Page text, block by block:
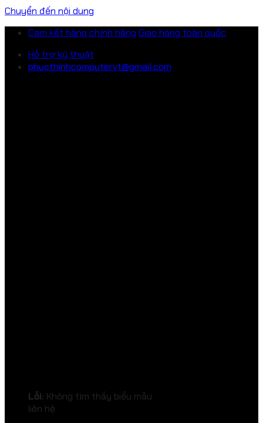
Chuyển đến nội dung
Cam kết hàng chính hãng Giao hàng toàn quốc
Hỗ trợ kỹ thuật
phucthinhcomputervt@gmail.com
Lỗi: Không tìm thấy biểu mẫu
liên hệ.